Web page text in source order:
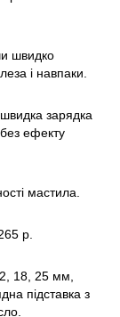
швидко
і навпаки.
зарядка
ефекту
мастила.
р.
18, 25 мм,
підставка з